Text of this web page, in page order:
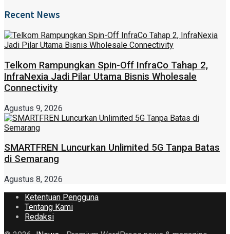
Recent News
Telkom Rampungkan Spin-Off InfraCo Tahap 2,
InfraNexia Jadi Pilar Utama Bisnis Wholesale
Connectivity
Agustus 9, 2026
SMARTFREN Luncurkan Unlimited 5G Tanpa Batas
di Semarang
Agustus 8, 2026
Ketentuan Pengguna
Tentang Kami
Redaksi